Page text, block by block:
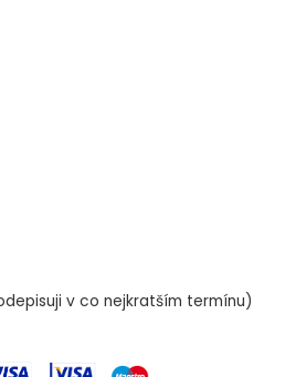
v co nejkratším termínu)